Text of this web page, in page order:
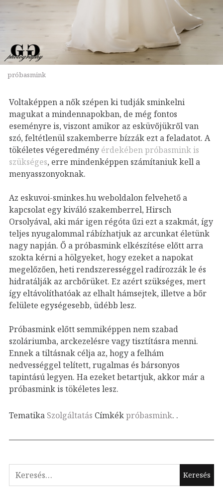
próbasmink
Voltaképpen a nők szépen ki tudják sminkelni
magukat a mindennapokban, de még fontos
eseményre is, viszont amikor az esküvőjükről van
szó, feltétlenül szakemberre bízzák ezt a feladatot. A
tökéletes végeredmény érdekében próbasmink is
szükséges, erre mindenképpen számítaniuk kell a
menyasszonyoknak.
Az eskuvoi-sminkes.hu weboldalon felvehető a
kapcsolat egy kiváló szakemberrel, Hirsch
Orsolyával, aki már igen régóta űzi ezt a szakmát, így
teljes nyugalommal rábízhatjuk az arcunkat életünk
nagy napján. Ő a próbasmink elkészítése előtt arra
szokta kérni a hölgyeket, hogy ezeket a napokat
megelőzően, heti rendszerességgel radírozzák le és
hidratálják az arcbőrüket. Ez azért szükséges, mert
így eltávolíthatóak az elhalt hámsejtek, illetve a bőr
felülete egységesebb, üdébb lesz.
Próbasmink előtt semmiképpen nem szabad
szoláriumba, arckezelésre vagy tisztításra menni.
Ennek a tiltásnak célja az, hogy a felhám
nedvességgel telített, rugalmas és bársonyos
tapintású legyen. Ha ezeket betartjuk, akkor már a
próbasmink is tökéletes lesz.
Tematika Szolgáltatás Címkékpróbasmink. .
Keresés: